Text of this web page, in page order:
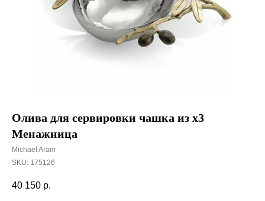
Олива для сервировки чашка из х3
Менажница
Michael Aram
SKU: 175126
40 150 р.